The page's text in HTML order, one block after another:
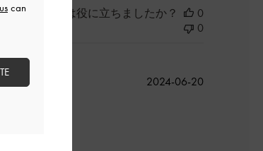
のレビューは役に立ちましたか？
0
0
公
2024-06-20
can